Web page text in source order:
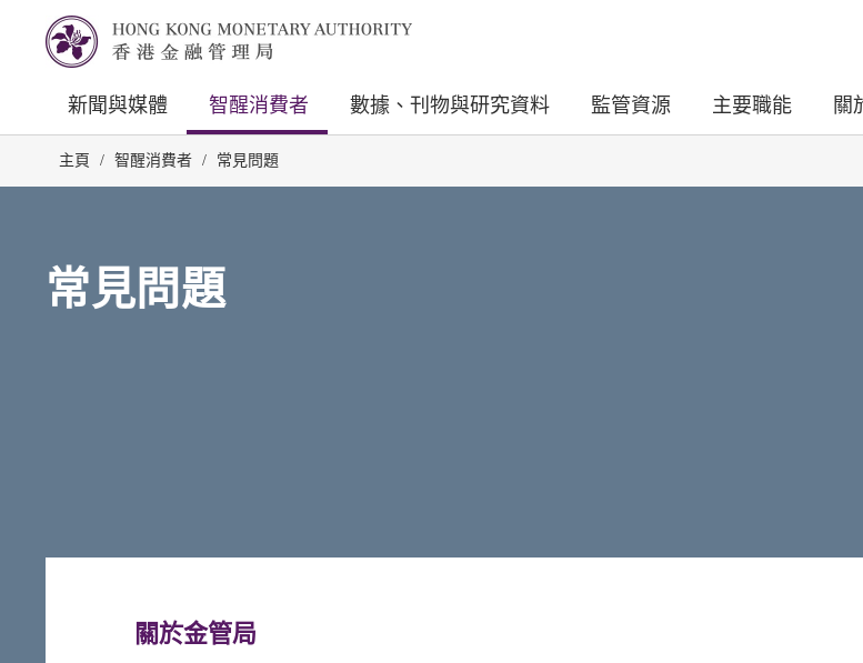
新聞與媒體 智醒消費者 數據、刊物與研究資料 監管資源 主要職能 關
主頁 / 智醒消費者 / 常見問題
常見問題
關於金管局